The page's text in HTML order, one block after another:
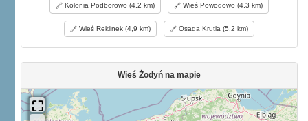
Kolonia Podborowo (4,2 km) Wieś Powodowo (4,3 km)
Wieś Reklinek (4,9 km) Osada Krutla (5,2 km)
Wieś Żodyń na mapie